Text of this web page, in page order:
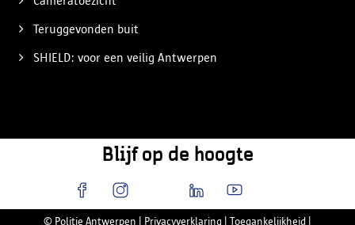
Teruggevonden buit
SHIELD: voor een veilig Antwerpen
Blijf op de hoogte
© Politie Antwerpen Privacyverklaring Toegankelijkheid